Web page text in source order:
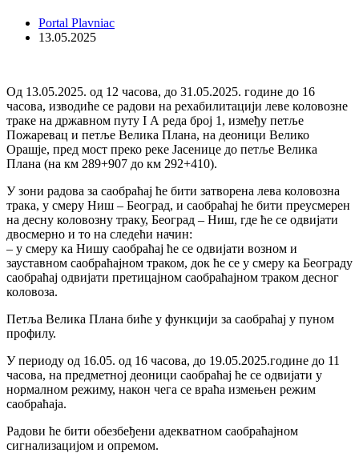
Portal Plavniac
13.05.2025
Од 13.05.2025. од 12 часова, до 31.05.2025. године до 16
часова, изводиће се радови на рехабилитацији леве коловозне
траке на државном путу I А реда број 1, између петље
Пожаревац и петље Велика Плана, на деоници Велико
Орашје, пред мост преко реке Јасенице до петље Велика
Плана (на км 289+907 до км 292+410).
У зони радова за саобраћај ће бити затворена лева коловозна
трака, у смеру Ниш – Београд, и саобраћај ће бити преусмерен
на десну коловозну траку, Београд – Ниш, где ће се одвијати
двосмерно и то на следећи начин:
– у смеру ка Нишу саобраћај ће се одвијати возном и
зауставном саобраћајном траком, док ће се у смеру ка Београду
саобраћај одвијати претицајном саобраћајном траком десног
коловоза.
Петља Велика Плана биће у функцији за саобраћај у пуном
профилу.
У периоду од 16.05. од 16 часова, до 19.05.2025.године до 11
часова, на предметној деоници саобраћај ће се одвијати у
нормалном режиму, након чега се враћа измењен режим
саобраћаја.
Радови ће бити обезбеђени адекватном саобраћајном
сигнализацијом и опремом.